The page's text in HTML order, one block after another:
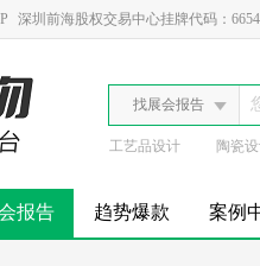
深圳前海股权交易中心挂牌代码：
找展会报告
工艺品设计 陶瓷
报告 趋势爆款 案例